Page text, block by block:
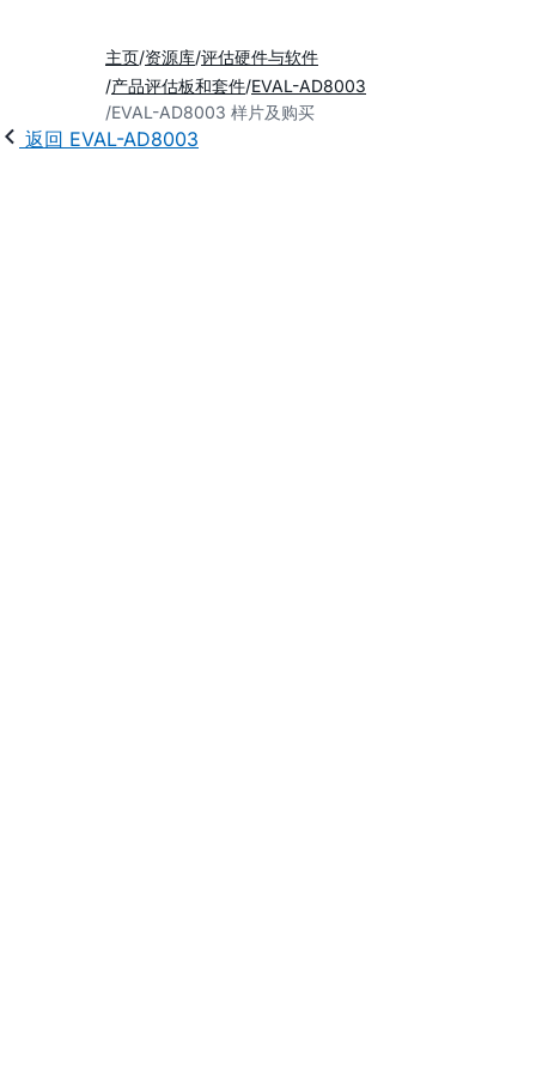
主页 资源库 评估硬件与软件
产品评估板和套件 EVAL-AD8003
EVAL-AD8003 样片及购买
返回 EVAL-AD8003